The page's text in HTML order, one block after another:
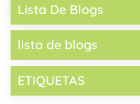
Lista De Blogs
lista de blogs
ETIQUETAS